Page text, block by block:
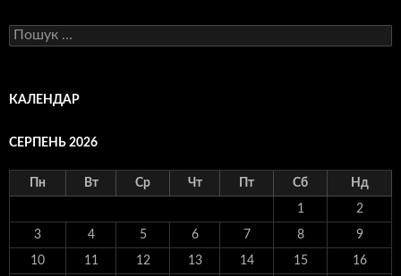
Пошук:
КАЛЕНДАР
СЕРПЕНЬ 2026
Пн Вт Ср Чт Пт Сб Нд
1 2
3 4 5 6 7 8 9
10 11 12 13 14 15 16